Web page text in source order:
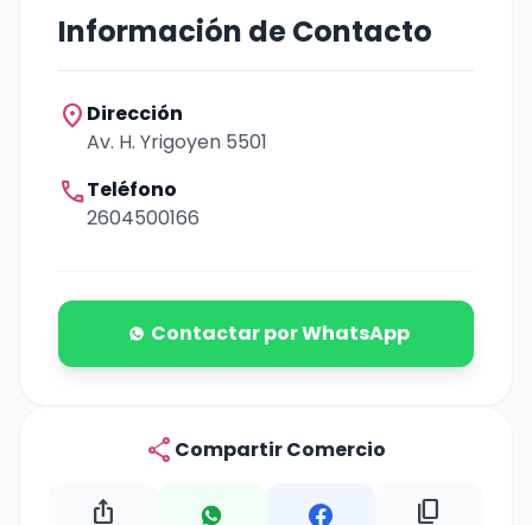
Información de Contacto
location_on Dirección
Av. H. Yrigoyen 5501
callTeléfono
2604500166
Contactar por WhatsApp
share Compartir Comercio
ios_share content_copy